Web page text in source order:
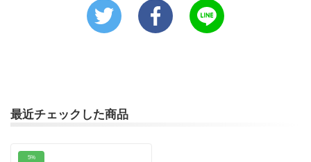
最近チェックした商品
5%